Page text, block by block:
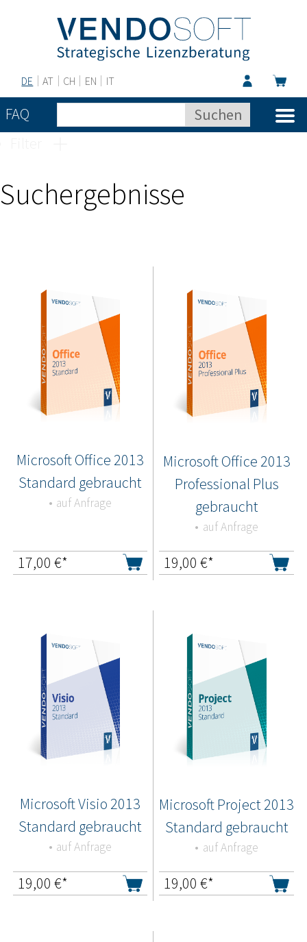
DE AT CH EN IT
FAQ
Suchergebnisse
Microsoft Office 2013
Standard gebraucht
auf Anfrage
17,00 €*
Microsoft Office 2013
Professional Plus
gebraucht
auf Anfrage
19,00 €*
Microsoft Visio 2013
Standard gebraucht
auf Anfrage
19,00 €*
Microsoft Project 2013
Standard gebraucht
auf Anfrage
19,00 €*